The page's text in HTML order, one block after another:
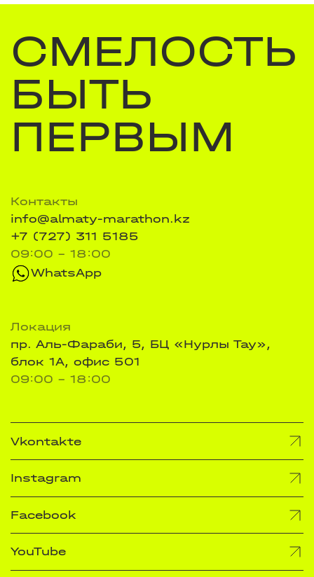
СМЕЛОСТЬ
БЫТЬ
ПЕРВЫМ
Контакты
info@almaty-marathon.kz
+7 (727) 311 5185
09:00 - 18:00
WhatsApp
Локация
пр. Аль-Фараби, 5, БЦ «Нурлы Тау»,
блок 1А, офис 501
09:00 - 18:00
Vkontakte
Instagram
Facebook
YouTube